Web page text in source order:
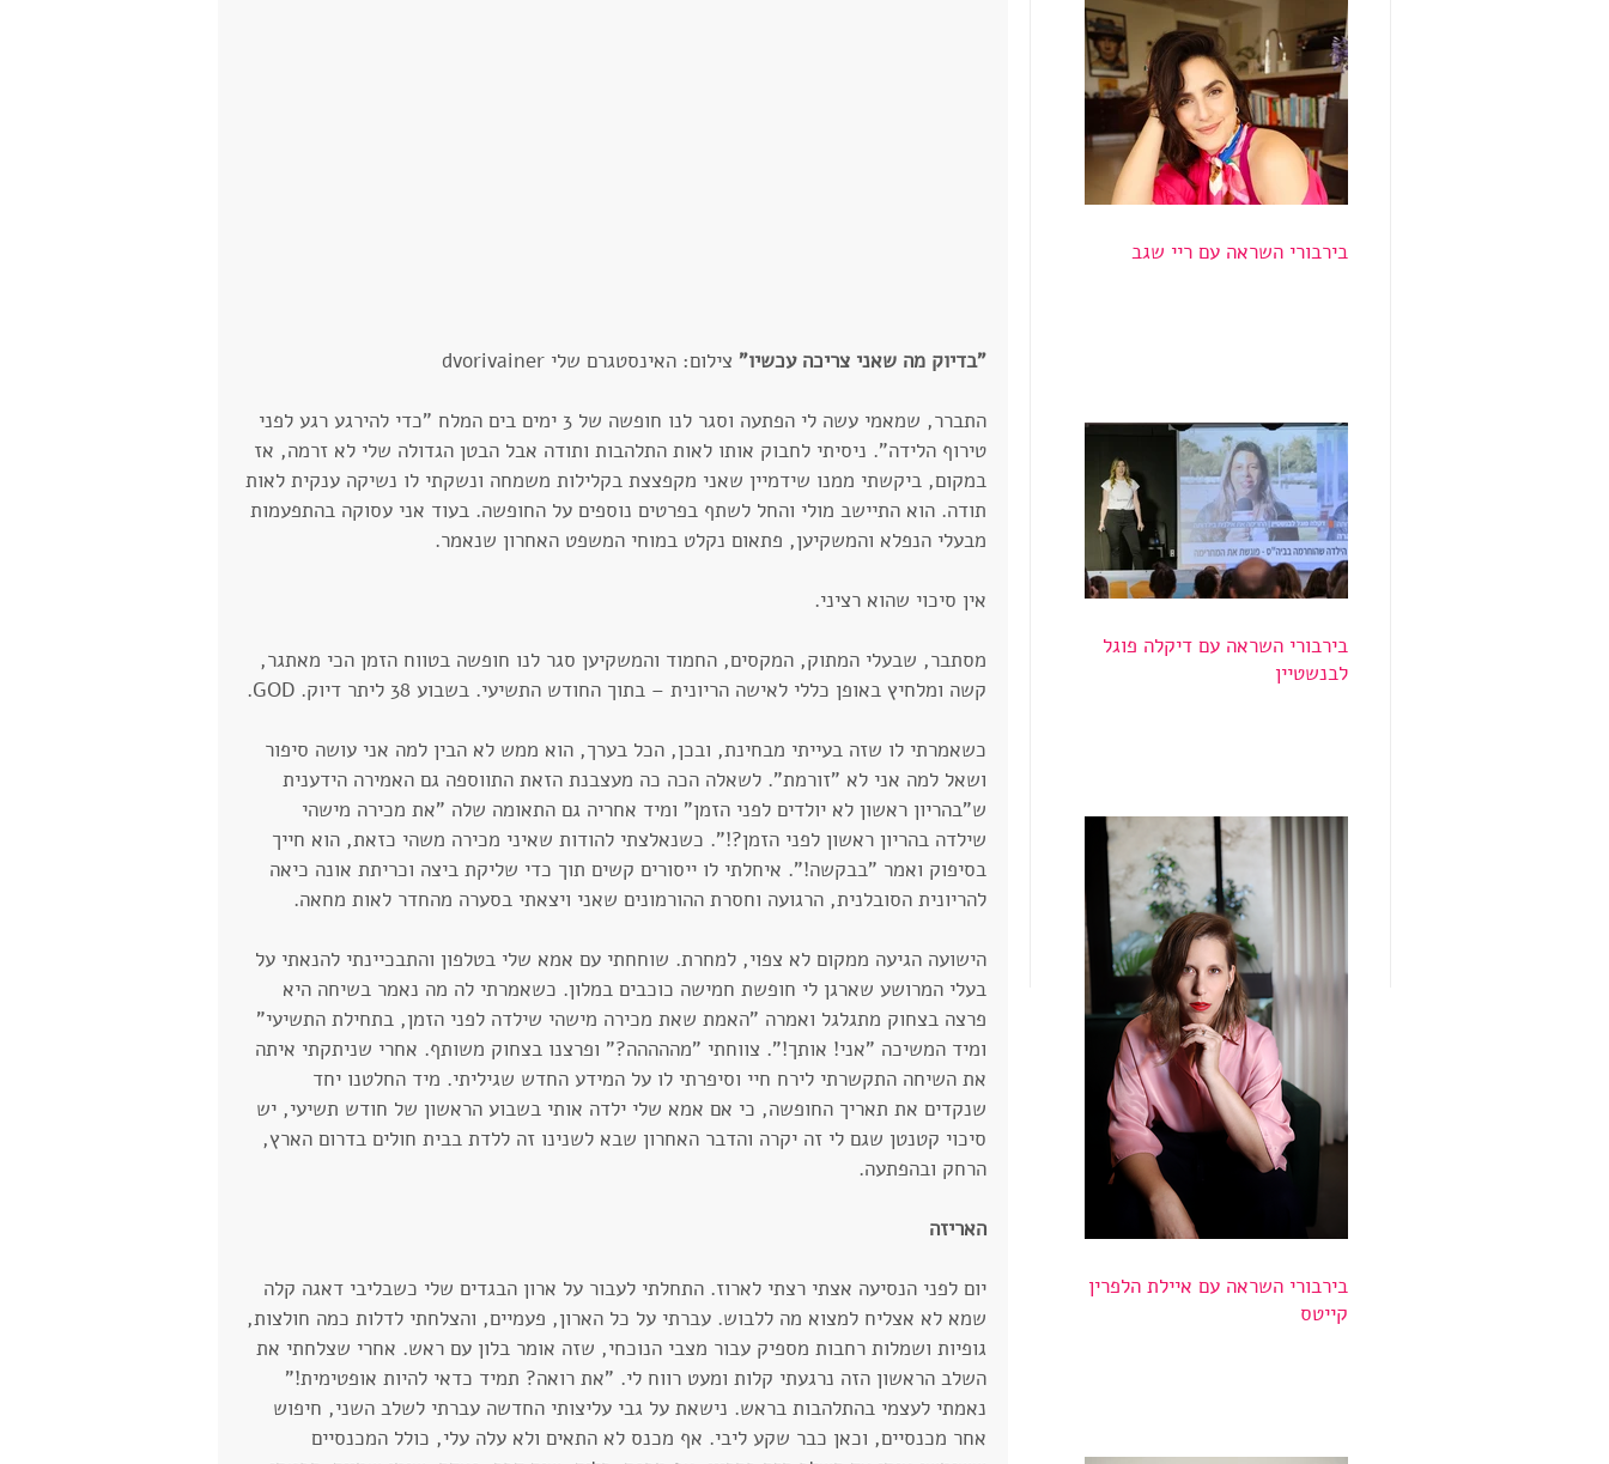
"בדיוק מה שאני צריכה עכשיו" צילום: האינסטגרם שלי dvorivainer
התברר, שמאמי עשה לי הפתעה וסגר לנו חופשה של 3 ימים בים המלח "כדי להירגע רגע לפני
טירוף הלידה". ניסיתי לחבוק אותו לאות התלהבות ותודה אבל הבטן הגדולה שלי לא זרמה, אז
במקום, ביקשתי ממנו שידמיין שאני מקפצצת בקלילות משמחה ונשקתי לו נשיקה ענקית לאות
תודה. הוא התיישב מולי והחל לשתף בפרטים נוספים על החופשה. בעוד אני עסוקה בהתפעמות
מבעלי הנפלא והמשקיען, פתאום נקלט במוחי המשפט האחרון שנאמר.
אין סיכוי שהוא רציני.
מסתבר, שבעלי המתוק, המקסים, החמוד והמשקיען סגר לנו חופשה בטווח הזמן הכי מאתגר,
קשה ומלחיץ באופן כללי לאישה הריונית – בתוך החודש התשיעי. בשבוע 38 ליתר דיוק. GOD.
כשאמרתי לו שזה בעייתי מבחינת, ובכן, הכל בערך, הוא ממש לא הבין למה אני עושה סיפור
ושאל למה אני לא "זורמת". לשאלה הכה כה מעצבנת הזאת התווספה גם האמירה הידענית
ש"בהריון ראשון לא יולדים לפני הזמן" ומיד אחריה גם התאומה שלה "את מכירה מישהי
שילדה בהריון ראשון לפני הזמן?!". כשנאלצתי להודות שאיני מכירה משהי כזאת, הוא חייך
בסיפוק ואמר "בבקשה!". איחלתי לו ייסורים קשים תוך כדי שליקת ביצה וכריתת אונה כיאה
להריונית הסובלנית, הרגועה וחסרת ההורמונים שאני ויצאתי בסערה מהחדר לאות מחאה.
הישועה הגיעה ממקום לא צפוי, למחרת. שוחחתי עם אמא שלי בטלפון והתבכיינתי להנאתי על
בעלי המרושע שארגן לי חופשת חמישה כוכבים במלון. כשאמרתי לה מה נאמר בשיחה היא
פרצה בצחוק מתגלגל ואמרה "האמת שאת מכירה מישהי שילדה לפני הזמן, בתחילת התשיעי"
ומיד המשיכה "אני! אותך!". צווחתי "מההההה?" ופרצנו בצחוק משותף. אחרי שניתקתי איתה
את השיחה התקשרתי לירח חיי וסיפרתי לו על המידע החדש שגיליתי. מיד החלטנו יחד
שנקדים את תאריך החופשה, כי אם אמא שלי ילדה אותי בשבוע הראשון של חודש תשיעי, יש
סיכוי קטנטן שגם לי זה יקרה והדבר האחרון שבא לשנינו זה ללדת בבית חולים בדרום הארץ,
הרחק ובהפתעה.
האריזה
יום לפני הנסיעה אצתי רצתי לארוז. התחלתי לעבור על ארון הבגדים שלי כשבליבי דאגה קלה
שמא לא אצליח למצוא מה ללבוש. עברתי על כל הארון, פעמיים, והצלחתי לדלות כמה חולצות,
גופיות ושמלות רחבות מספיק עבור מצבי הנוכחי, שזה אומר בלון עם ראש. אחרי שצלחתי את
השלב הראשון הזה נרגעתי קלות ומעט רווח לי. "את רואה? תמיד כדאי להיות אופטימית!"
נאמתי לעצמי בהתלהבות בראש. נישאת על גבי עליצותי החדשה עברתי לשלב השני, חיפוש
אחר מכנסיים, וכאן כבר שקע ליבי. אף מכנס לא התאים ולא עלה עלי, כולל המכנסיים
בירבורי השראה עם ריי שגב
בירבורי השראה עם דיקלה פוגל
לבנשטיין
בירבורי השראה עם איילת הלפרין
קייטס